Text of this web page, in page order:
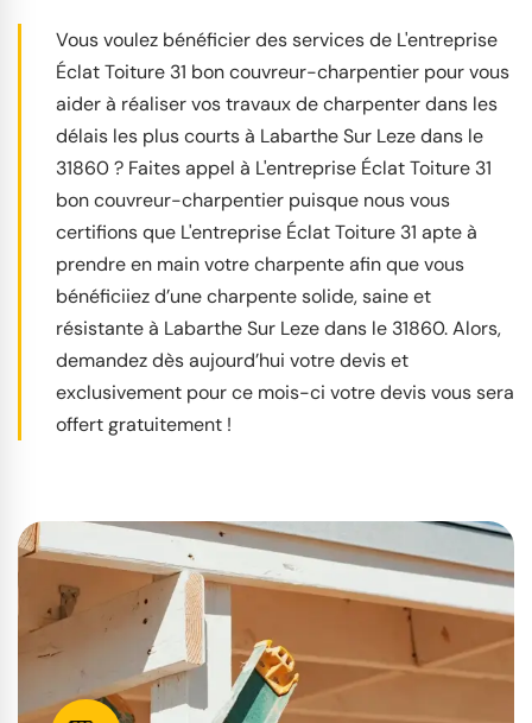
Vous voulez bénéficier des services de L'entreprise
Éclat Toiture 31 bon couvreur-charpentier pour vous
aider à réaliser vos travaux de charpenter dans les
délais les plus courts à Labarthe Sur Leze dans le
31860 ? Faites appel à L'entreprise Éclat Toiture 31
bon couvreur-charpentier puisque nous vous
certifions que L'entreprise Éclat Toiture 31 apte à
prendre en main votre charpente afin que vous
bénéficiiez d’une charpente solide, saine et
résistante à Labarthe Sur Leze dans le 31860. Alors,
demandez dès aujourd’hui votre devis et
exclusivement pour ce mois-ci votre devis vous sera
offert gratuitement !